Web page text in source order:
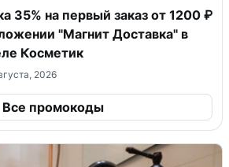
35% на первый заказ от 1200 ₽
"Магнит Доставка"​ в
Косметик
2026
Все промокоды